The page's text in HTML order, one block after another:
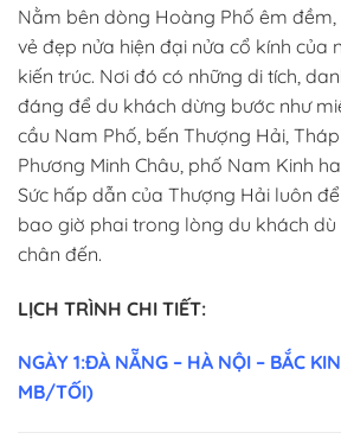
Nằm bên dòng Hoàng Phố êm
vẻ đẹp nửa hiện đại nửa cổ kính của
kiến trúc. Nơi đó có những di tích,
đáng để du khách dừng bước như
cầu Nam Phố, bến Thượng Hải,
Phương Minh Châu, phố Nam Kinh
Sức hấp dẫn của Thượng Hải luôn
bao giờ phai trong lòng du khách
chân đến.
LỊCH TRÌNH CHI TIẾT:
NGÀY 1:ĐÀ NẴNG – HÀ NỘI – BẮC
MB/TỐI)